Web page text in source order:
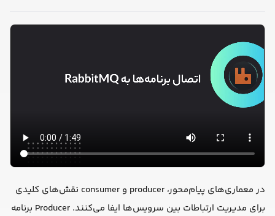
در معماری‌های پیام‌محور، producer و consumer نقش‌های کلیدی
برای مدیریت ارتباطات بین سرویس‌ها ایفا می‌کنند. Producer برنامه